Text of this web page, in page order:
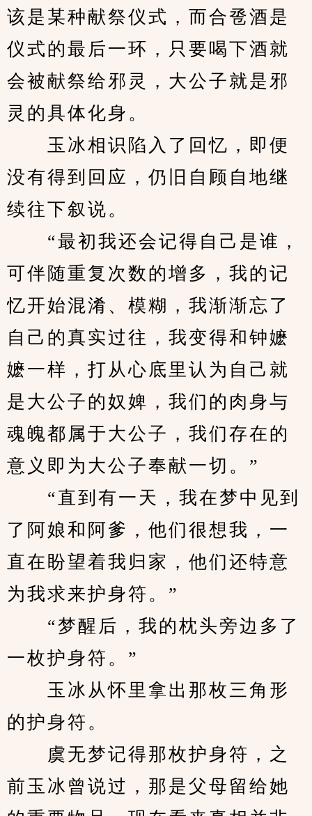
该是某种献祭仪式，而合卺酒是
仪式的最后一环，只要喝下酒就
会被献祭给邪灵，大公子就是邪
灵的具体化身。
玉冰相识陷入了回忆，即便
没有得到回应，仍旧自顾自地继
续往下叙说。
“最初我还会记得自己是谁，
可伴随重复次数的增多，我的记
忆开始混淆、模糊，我渐渐忘了
自己的真实过往，我变得和钟嬷
嬷一样，打从心底里认为自己就
是大公子的奴婢，我们的肉身与
魂魄都属于大公子，我们存在的
意义即为大公子奉献一切。”
“直到有一天，我在梦中见到
了阿娘和阿爹，他们很想我，一
直在盼望着我归家，他们还特意
为我求来护身符。”
“梦醒后，我的枕头旁边多了
一枚护身符。”
玉冰从怀里拿出那枚三角形
的护身符。
虞无梦记得那枚护身符，之
前玉冰曾说过，那是父母留给她